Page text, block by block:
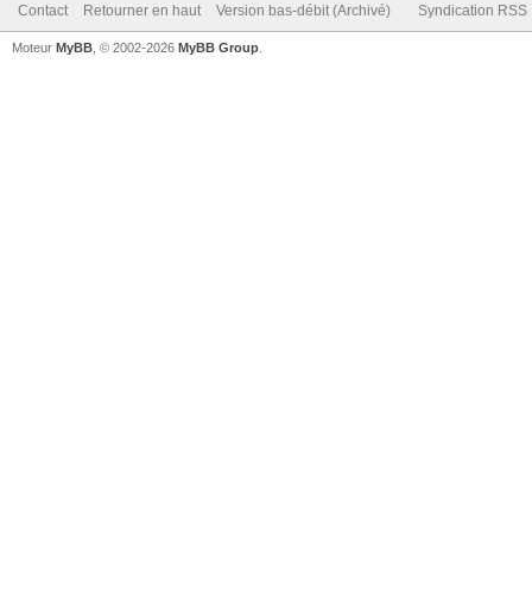
Contact Retourner en haut Version bas-débit (Archivé) Syndication RSS
Moteur MyBB , © 2002-2026 MyBB Group